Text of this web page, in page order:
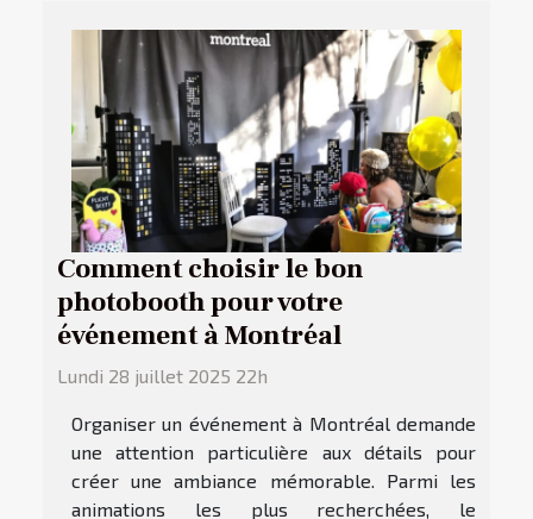
Comment choisir le bon
photobooth pour votre
événement à Montréal
Lundi 28 juillet 2025 22h
Organiser un événement à Montréal demande
une attention particulière aux détails pour
créer une ambiance mémorable. Parmi les
animations les plus recherchées, le